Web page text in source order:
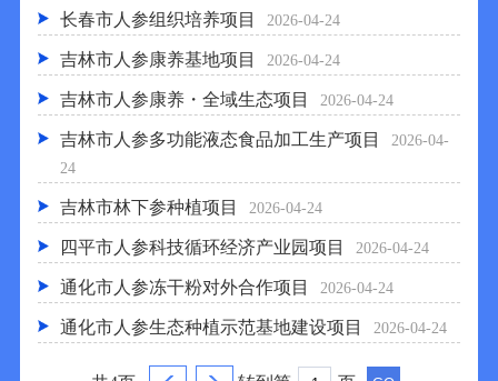
长春市人参组织培养项目 2026-04-24
吉林市人参康养基地项目 2026-04-24
吉林市人参康养・全域生态项目 2026-04-24
吉林市人参多功能液态食品加工生产项目
2026-04-
24
吉林市林下参种植项目 2026-04-24
四平市人参科技循环经济产业园项目 2026-04-24
通化市人参冻干粉对外合作项目 2026-04-24
通化市人参生态种植示范基地建设项目 2026-04-24